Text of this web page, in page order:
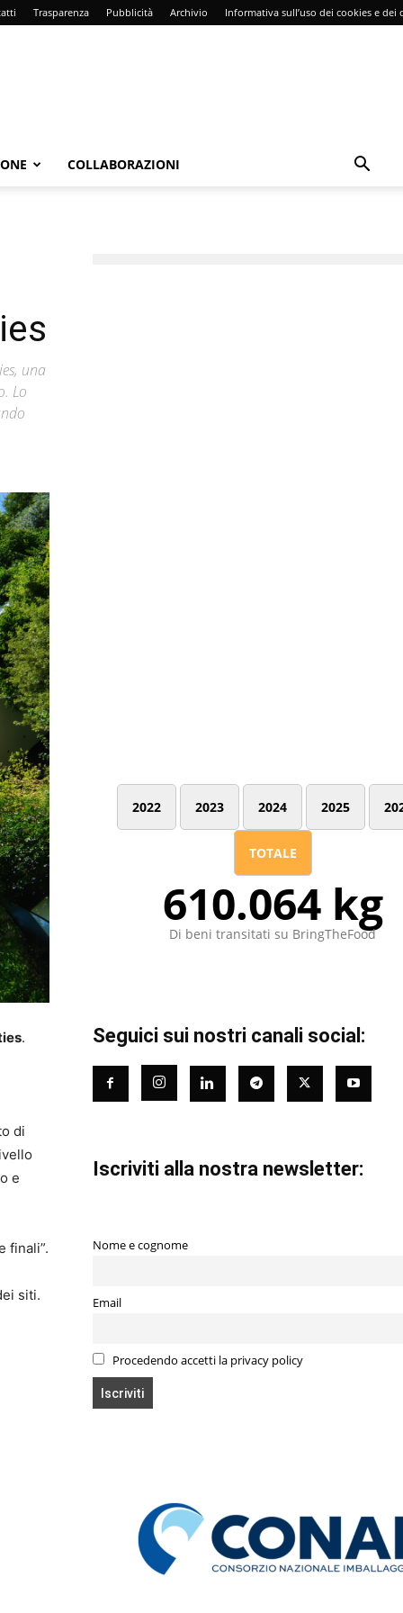
Trasparenza Pubblicità Archivio Informativa sull’uso dei cookies e dei
COLLABORAZIONI
una
Lo
.
di
e
finali”.
siti.
2022 2023 2024 2025
TOTALE
610.064 kg
Di beni transitati su BringTheFood
Seguici sui nostri canali social:
Iscriviti alla nostra newsletter:
Nome e cognome
Email
Procedendo accetti la privacy policy